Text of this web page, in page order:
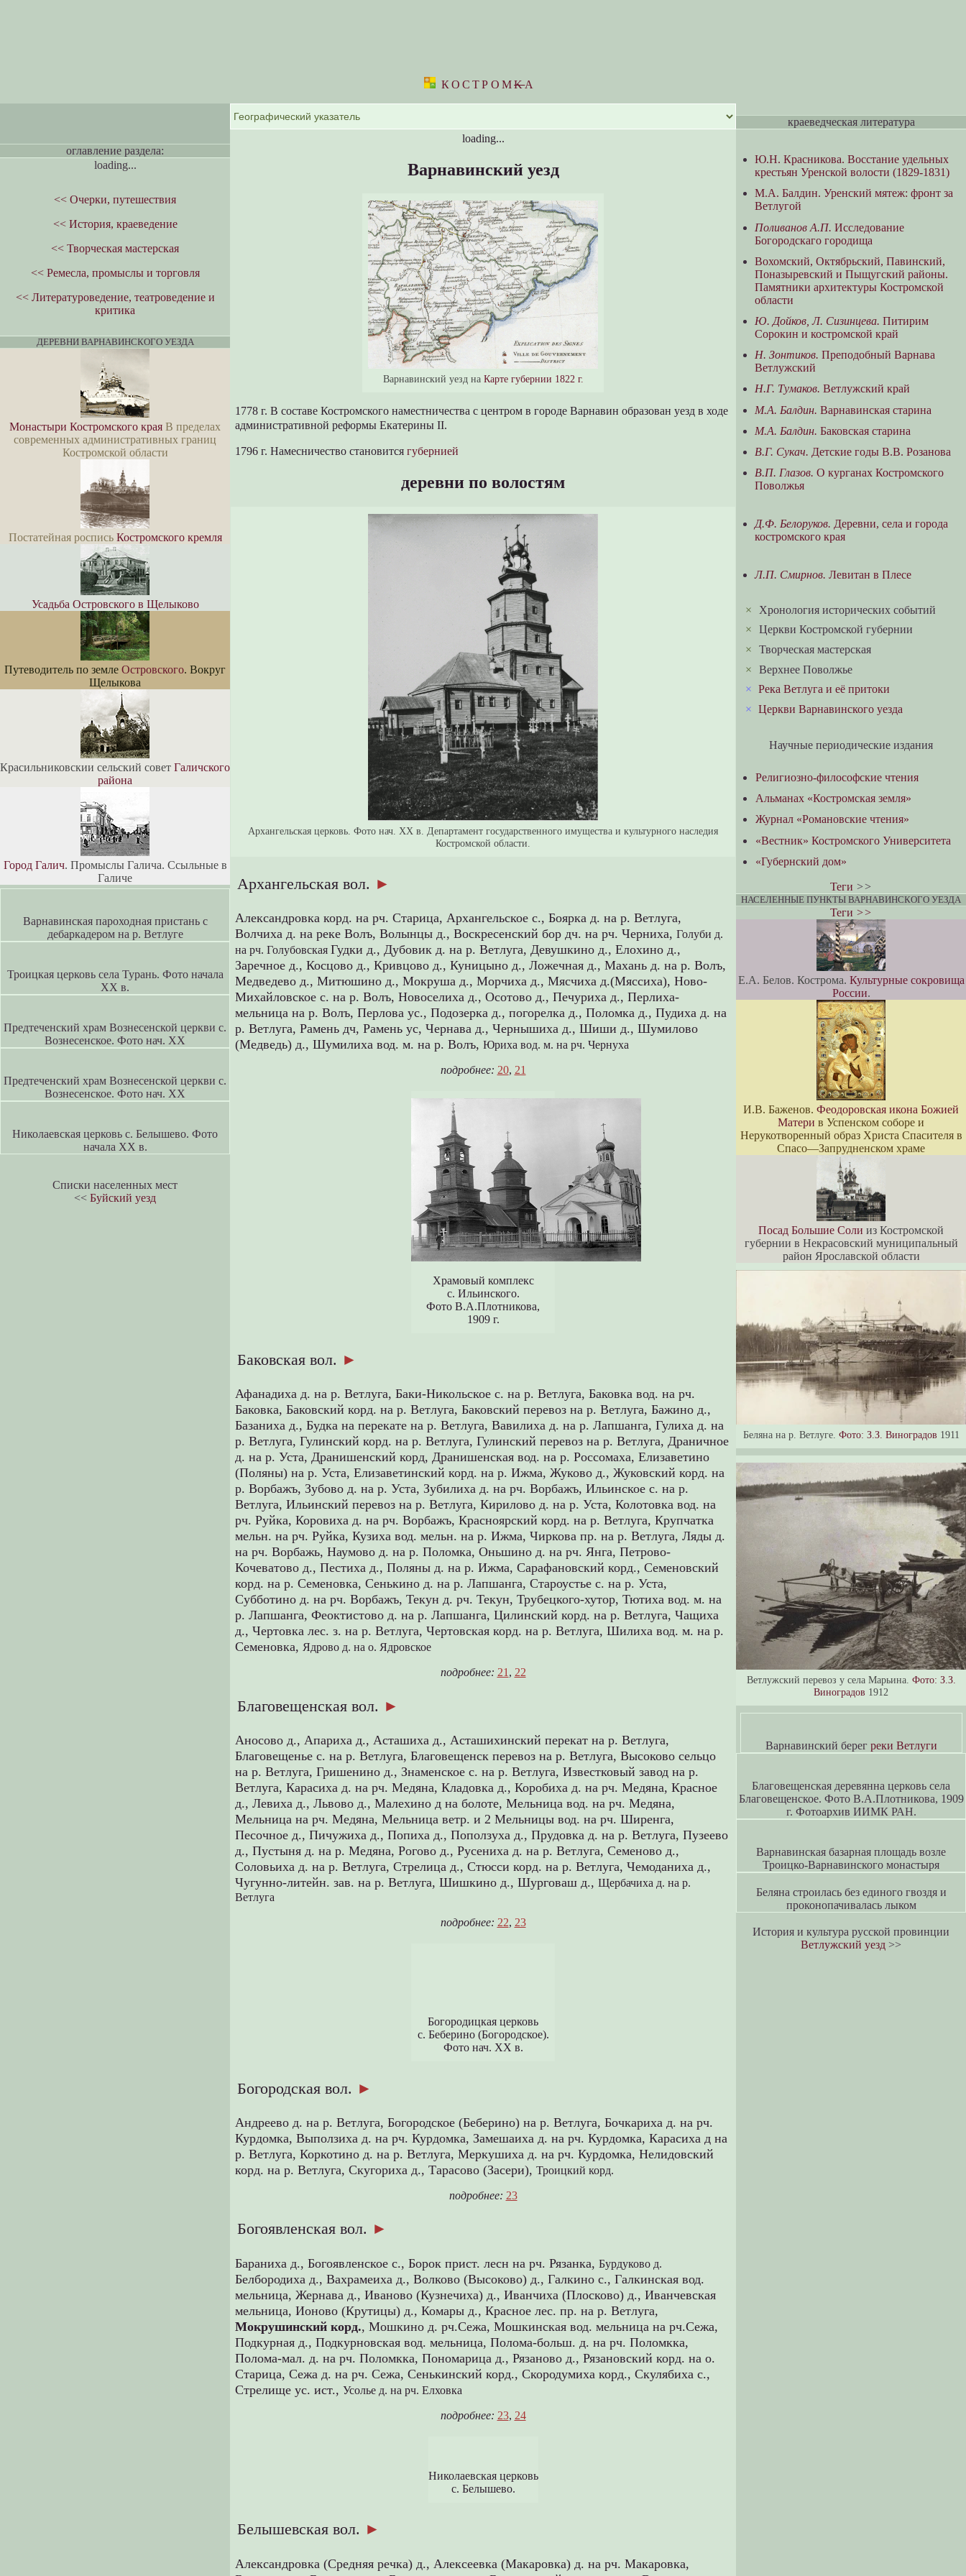
КОСТРОМKА
loading...
Варнавинский уезд
Варнавинский уезд на Карте губернии 1822 г.
1778 г. В составе Костромского наместничества с центром в городе Варнавин образован уезд в ходе
административной реформы Екатерины II.
1796 г. Намесничество становитсягубернией
деревни по волостям
Архангельская церковь. Фото нач. XX в. Департамент государственного имущества и культурного наследия
Костромской области.
Архангельская вол. ►
Александровка корд. на рч. Старица,Архангельское с.,Боярка д. на р. Ветлуга,
Волчиха д. на реке Волъ,Волынцы д.,Воскресенский бор дч. на рч. Черниха,Голуби д.
на рч. ГолубовскаяГудки д.,Дубовик д. на р. Ветлуга,Девушкино д.,Елохино д.,
Заречное д.,Косцово д.,Кривцово д.,Куницыно д.,Ложечная д.,Махань д. на р. Волъ,
Медведево д.,Митюшино д.,Мокруша д.,Морчиха д.,Мясчиха д.(Мяссиха),Ново-
Михайловское с. на р. Волъ,Новоселиха д.,Осотово д.,Печуриха д.,Перлиха-
мельница на р. Волъ,Перлова ус.,Подозерка д.,погорелка д.,Поломка д.,Пудиха д. на
р. Ветлуга,Рамень дч,Рамень ус,Чернава д.,Чернышиха д.,Шиши д.,Шумилово
(Медведь) д.,Шумилиха вод. м. на р. Волъ,Юриха вод. м. на рч. Чернуха
подробнее: 20, 21
Храмовый комплекс
с. Ильинского.
Фото В.А.Плотникова,
1909 г.
Баковская вол. ►
Афанадиха д. на р. Ветлуга,Баки-Никольское с. на р. Ветлуга,Баковка вод. на рч.
Баковка,Баковский корд. на р. Ветлуга,Баковский перевоз на р. Ветлуга,Бажино д.,
Базаниха д.,Будка на перекате на р. Ветлуга,Вавилиха д. на р. Лапшанга,Гулиха д. на
р. Ветлуга,Гулинский корд. на р. Ветлуга,Гулинский перевоз на р. Ветлуга,Драничное
д. на р. Уста,Дранишенский корд,Дранишенская вод. на р. Россомаха,Елизаветино
(Поляны) на р. Уста,Елизаветинский корд. на р. Ижма,Жуково д.,Жуковский корд. на
р. Ворбажъ, Зубово д. на р. Уста, Зубилиха д. на рч. Ворбажъ,Ильинское с. на р.
Ветлуга,Ильинский перевоз на р. Ветлуга,Кирилово д. на р. Уста,Колотовка вод. на
рч. Руйка,Коровиха д. на рч. Ворбажъ,Красноярский корд. на р. Ветлуга,Крупчатка
мельн. на рч. Руйка,Кузиха вод. мельн. на р. Ижма,Чиркова пр. на р. Ветлуга,Ляды д.
на рч. Ворбажь,Наумово д. на р. Поломка,Оньшино д. на рч. Янга,Петрово-
Кочеватово д.,Пестиха д.,Поляны д. на р. Ижма,Сарафановский корд.,Семеновский
корд. на р. Семеновка,Сенькино д. на р. Лапшанга,Староустье с. на р. Уста,
Субботино д. на рч. Ворбажъ,Текун д. рч. Текун,Трубецкого-хутор,Тютиха вод. м. на
р. Лапшанга,Феоктистово д. на р. Лапшанга,Цилинский корд. на р. Ветлуга,Чащиха
д.,Чертовка лес. з. на р. Ветлуга,Чертовская корд. на р. Ветлуга,Шилиха вод. м. на р.
Семеновка,Ядрово д. на о. Ядровское
подробнее: 21, 22
Благовещенская вол. ►
Аносово д.,Апариха д.,Асташиха д.,Асташихинский перекат на р. Ветлуга,
Благовещенье с. на р. Ветлуга,Благовещенск перевоз на р. Ветлуга,Высоково сельцо
на р. Ветлуга,Гришенино д., Знаменское с. на р. Ветлуга,Известковый завод на р.
Ветлуга,Карасиха д. на рч. Медяна,Кладовка д.,Коробиха д. на рч. Медяна,Красное
д.,Левиха д.,Львово д.,Малехино д на болоте,Мельница вод. на рч. Медяна,
Мельница на рч. Медяна,Мельница ветр. и 2 Мельницы вод. на рч. Ширенга,
Песочное д.,Пичужиха д.,Попиха д.,Поползуха д.,Прудовка д. на р. Ветлуга,Пузеево
д.,Пустыня д. на р. Медяна,Рогово д.,Русениха д. на р. Ветлуга,Семеново д.,
Соловьиха д. на р. Ветлуга,Стрелица д.,Стюсси корд. на р. Ветлуга,Чемоданиха д.,
Чугунно-литейн. зав. на р. Ветлуга,Шишкино д.,Шурговаш д.,Щербачиха д. на р.
Ветлуга
подробнее: 22, 23
Богородицкая церковь
с. Беберино (Богородское).
Фото нач. XX в.
Богородская вол. ►
Андреево д. на р. Ветлуга,Богородское (Беберино) на р. Ветлуга,Бочкариха д. на рч.
Курдомка,Выползиха д. на рч. Курдомка, Замешаиха д. на рч. Курдомка,Карасиха д на
р. Ветлуга,Коркотино д. на р. Ветлуга,Меркушиха д. на рч. Курдомка,Нелидовский
корд. на р. Ветлуга,Скугориха д.,Тарасово (Засери),Троицкий корд.
подробнее: 23
Богоявленская вол. ►
Бараниха д.,Богоявленское с.,Борок прист. лесн на рч. Рязанка,Бурдуково д.
Белбородиха д.,Вахрамеиха д.,Волково (Высоково) д.,Галкино с.,Галкинская вод.
мельница,Жернава д.,Иваново (Кузнечиха) д.,Иванчиха (Плосково) д.,Иванчевская
мельница,Ионово (Крутицы) д.,Комары д.,Красное лес. пр. на р. Ветлуга,
Мокрушинский корд.,Мошкино д. рч.Сежа,Мошкинская вод. мельница на рч.Сежа,
Подкурная д.,Подкурновская вод. мельница,Полома-больш. д. на рч. Поломкка,
Полома-мал. д. на рч. Поломкка,Пономарица д.,Рязаново д.,Рязановский корд. на о.
Старица,Сежа д. на рч. Сежа,Сенькинский корд.,Скородумиха корд.,Скулябиха с.,
Стрелище ус. ист.,Усолье д. на рч. Елховка
подробнее: 23, 24
Николаевская церковь
с. Белышево.
Белышевская вол. ►
Александровка (Средняя речка) д., Алексеевка (Макаровка) д. на рч. Макаровка,
оглавление раздела:
loading...
<< Очерки, путешествия
<< История, краеведение
<< Творческая мастерская
<< Ремесла, промыслы и торговля
<< Литературоведение, театроведение и
критика
ДЕРЕВНИ ВАРНАВИНСКОГО УЕЗДА
Монастыри Костромского края В пределах
современных административных границ
Костромской области
Постатейная роспись Костромского кремля
Усадьба Островского в Щелыково
Путеводитель по земле Островского. Вокруг
Щелыкова
Красильниковскии сельский совет Галичского
района
Город Галич. Промыслы Галича. Ссыльные в
Галиче
Варнавинская пароходная пристань с
дебаркадером на р. Ветлуге
Троицкая церковь села Турань. Фото начала
XX в.
Предтеченский храм Вознесенской церкви с.
Вознесенское. Фото нач. XX
Предтеченский храм Вознесенской церкви с.
Вознесенское. Фото нач. XX
Николаевская церковь с. Белышево. Фото
начала XX в.
Списки населенных мест
<< Буйский уезд
краеведческая литература
Ю.Н. Красникова. Восстание удельных
крестьян Уренской волости (1829-1831)
М.А. Балдин. Уренский мятеж: фронт за
Ветлугой
Поливанов А.П. Исследование
Богородскаго городища
Вохомский, Октябрьский, Павинский,
Поназыревский и Пыщугский районы.
Памятники архитектуры Костромской
области
Ю. Дойков, Л. Сизинцева. Питирим
Сорокин и костромской край
Н. Зонтиков. Преподобный Варнава
Ветлужский
Н.Г. Тумаков. Ветлужский край
М.А. Балдин. Варнавинская старина
М.А. Балдин. Баковская старина
В.Г. Сукач. Детские годы В.В. Розанова
В.П. Глазов. О курганах Костромского
Поволжья
Д.Ф. Белоруков. Деревни, села и города
костромского края
Л.П. Смирнов. Левитан в Плесе
Хронология исторических событий
×Церкви Костромской губернии
×Творческая мастерская
×Верхнее Поволжье
×Река Ветлуга и её притоки
×Церкви Варнавинского уезда
Научные периодические издания
Религиозно-философские чтения
Альманах «Костромская земля»
Журнал «Романовские чтения»
«Вестник» Костромского Университета
«Губернский дом»
Теги >>
НАСЕЛЕННЫЕ ПУНКТЫ ВАРНАВИНСКОГО УЕЗДА
Теги >>
Е.А. Белов. Кострома. Культурные сокровища
России.
И.В. Баженов. Феодоровская икона Божией
Матери в Успенском соборе и
Нерукотворенный образ Христа Спасителя в
Спасо—Запрудненском храме
Посад Большие Соли из Костромской
губернии в Некрасовский муниципальный
район Ярославской области
Беляна на р. Ветлуге. Фото: З.З. Виноградов 1911
Ветлужский перевоз у села Марьина. Фото: З.З.
Виноградов 1912
Варнавинский берег реки Ветлуги
Благовещенская деревянна церковь села
Благовещенское. Фото В.А.Плотникова, 1909
г. Фотоархив ИИМК РАН.
Варнавинская базарная площадь возле
Троицко-Варнавинского монастыря
Беляна строилась без единого гвоздя и
проконопачивалась лыком
История и культура русской провинции
Ветлужский уезд >>